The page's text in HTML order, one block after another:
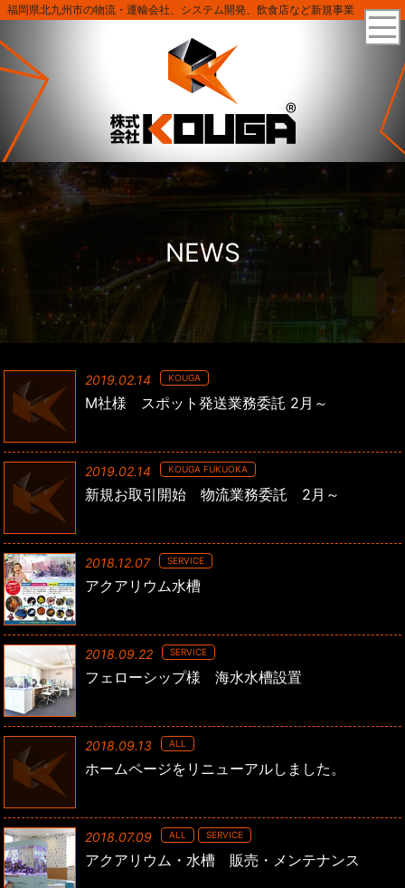
福岡県北九州市の物流・運輸会社、システム開発、飲食店など新規事業
NEWS
2019.02.14 KOUGA
M社様 スポット発送業務委託 2月～
2019.02.14 KOUGA FUKUOKA
新規お取引開始 物流業務委託 2月～
2018.12.07 SERVICE
アクアリウム水槽
2018.09.22 SERVICE
フェローシップ様 海水水槽設置
2018.09.13 ALL
ホームページをリニューアルしました。
2018.07.09 ALL SERVICE
アクアリウム・水槽 販売・メンテナンス